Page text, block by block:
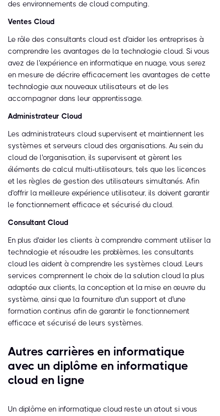
des environnements de cloud computing.
Ventes Cloud
Le rôle des consultants cloud est d'aider les entreprises à
comprendre les avantages de la technologie cloud. Si vous
avez de l'expérience en informatique en nuage, vous serez
en mesure de décrire efficacement les avantages de cette
technologie aux nouveaux utilisateurs et de les
accompagner dans leur apprentissage.
Administrateur Cloud
Les administrateurs cloud supervisent et maintiennent les
systèmes et serveurs cloud des organisations. Au sein du
cloud de l'organisation, ils supervisent et gèrent les
éléments de calcul multi-utilisateurs, tels que les licences
et les règles de gestion des utilisateurs simultanés. Afin
d'offrir la meilleure expérience utilisateur, ils doivent garantir
le fonctionnement efficace et sécurisé du cloud.
Consultant Cloud
En plus d'aider les clients à comprendre comment utiliser la
technologie et résoudre les problèmes, les consultants
cloud les aident à comprendre les systèmes cloud. Leurs
services comprennent le choix de la solution cloud la plus
adaptée aux clients, la conception et la mise en œuvre du
système, ainsi que la fourniture d'un support et d'une
formation continus afin de garantir le fonctionnement
efficace et sécurisé de leurs systèmes.
Autres carrières en informatique
avec un diplôme en informatique
cloud en ligne
Un diplôme en informatique cloud reste un atout si vous